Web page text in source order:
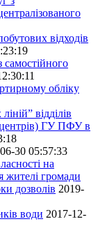
відходів
самостійного
обліку
відділів
центрів) ГУ ПФУ в
30 05:57:33
на
жителі громади
дозволів 2019-
води 2017-12-